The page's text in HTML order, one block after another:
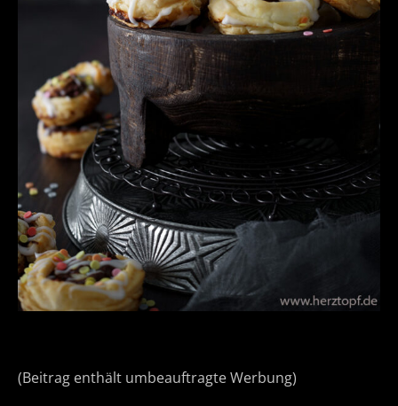
(Beitrag enthält umbeauftragte Werbung)